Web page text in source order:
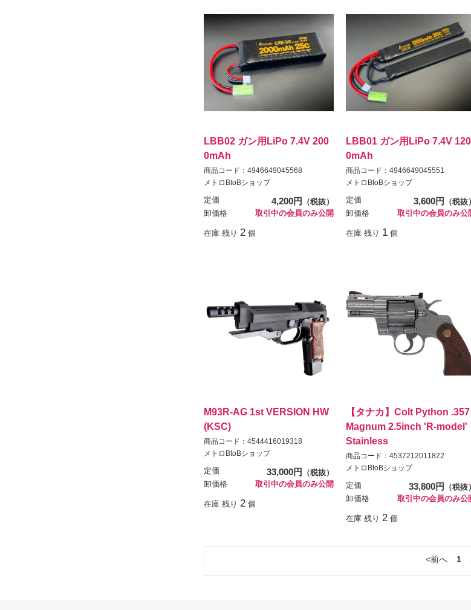
LBB02 ガン用LiPo 7.4V 200
0mAh
商品コード：4946649045568
メトロBtoBショップ
定価 4,200円
（税抜）
卸価格
取引中の会員のみ公開
在庫 残り 2 個
LBB01 ガン用LiPo 7.4V 120
0mAh
商品コード：4946649045551
メトロBtoBショップ
定価 3,600円
（税抜）
卸価格
取引中の会員のみ公
在庫 残り 1 個
M93R-AG 1st VERSION HW
(KSC)
商品コード：4544416019318
メトロBtoBショップ
定価 33,000円
（税抜）
卸価格
取引中の会員のみ公開
在庫 残り 2 個
【タナカ】Colt Python .357
Magnum 2.5inch 'R-model'
Stainless
商品コード：4537212011822
メトロBtoBショップ
定価 33,800円
（税抜）
卸価格
取引中の会員のみ公
在庫 残り 2 個
前へ 1